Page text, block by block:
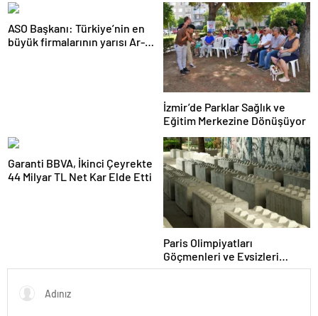
ASO Başkanı: Türkiye’nin en
büyük firmalarının yarısı Ar-
İzmir’de Parklar Sağlık ve
Eğitim Merkezine Dönüşüyor
Garanti BBVA, İkinci Çeyrekte
44 Milyar TL Net Kar Elde Etti
Paris Olimpiyatları
Göçmenleri ve Evsizleri
Uzaklaştırıyor